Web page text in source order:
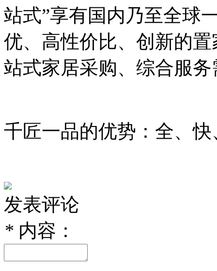
站式”享有国内乃至全球
优、高性价比、创新的
站式家居采购、综合服务
千匠一品的优势：全、
发表评论
* 内容：